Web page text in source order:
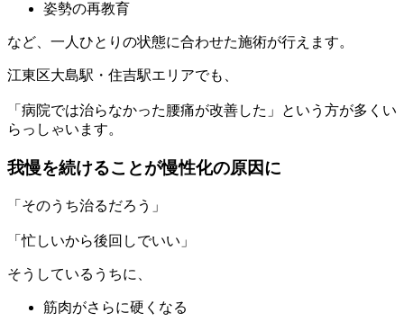
姿勢の再教育
など、一人ひとりの状態に合わせた施術が行えます。
江東区大島駅・住吉駅エリアでも、
「病院では治らなかった腰痛が改善した」という方が多くい
らっしゃいます。
我慢を続けることが慢性化の原因に
「そのうち治るだろう」
「忙しいから後回しでいい」
そうしているうちに、
筋肉がさらに硬くなる